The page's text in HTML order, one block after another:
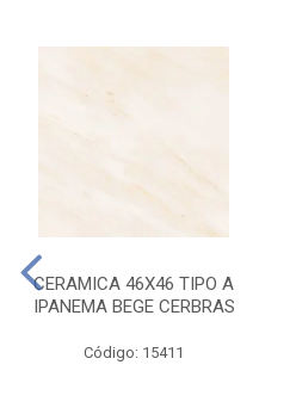
CERAMICA 46X46 TIPO A
IPANEMA BEGE CERBRAS
Código: 15411